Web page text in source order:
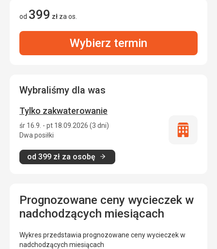
od 399 zł za os.
Wybierz termin
Wybraliśmy dla was
Tylko zakwaterowanie
śr 16.9. - pt 18.09.2026 (3 dni)
Dwa posiłki
od 399 zł za osobę
Tylko
Prognozowane ceny wycieczek w
nadchodzących miesiącach
Wykres przedstawia prognozowane ceny wycieczek w
nadchodzących miesiącach